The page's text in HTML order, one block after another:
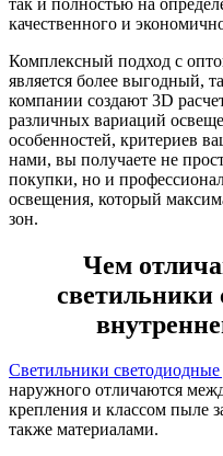
качественного и
Комплексный подход с
является более выгодный,
компании создают 3D
различных вариаций
особенностей, критериев
нами, вы получаете не
покупки, но и
освещения, который
зон.
Чем
светильники
Светильники
наружного отличаются
крепления и классом пыле
также материалами.